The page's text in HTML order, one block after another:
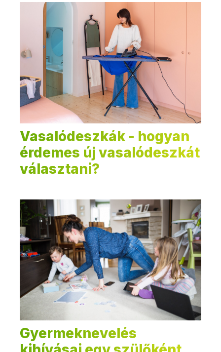
Vasalódeszkák - hogyan
érdemes új vasalódeszkát
választani?
Gyermeknevelés